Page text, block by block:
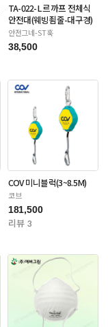
TA-022-L 르까프 전체식
안전대(웨빙죔줄-대구경)
안전그네-ST훅
38,500
COV 미니블럭(3~8.5M)
코브
181,500
리뷰 3